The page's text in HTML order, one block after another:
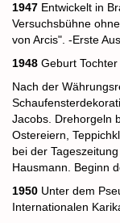
1947 Entwickelt in
Versuchsbühne
von Arcis". -Erste
1948 Geburt Tochter
Nach der
Jacobs. Drehorgeln
Ostereiern,
bei der
Hausmann. Beginn
1950 Unter dem
Internationalen